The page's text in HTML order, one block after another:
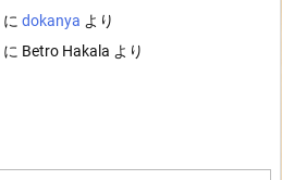
に dokanya より
に Betro Hakala より